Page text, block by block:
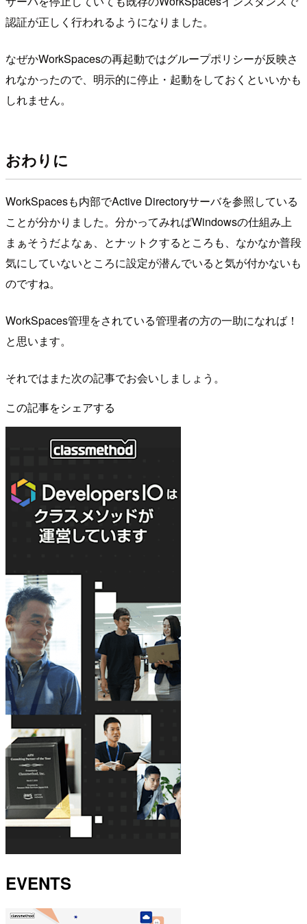
認証が正しく行われるようになりました。
なぜかWorkSpacesの再起動ではグループポリシーが反映さ
れなかったので、明示的に停止・起動をしておくといいかも
しれません。
おわりに
WorkSpacesも内部でActive Directoryサーバを参照している
ことが分かりました。分かってみればWindowsの仕組み上
まぁそうだよなぁ、とナットクするところも、なかなか普段
気にしていないところに設定が潜んでいると気が付かないも
のですね。
WorkSpaces管理をされている管理者の方の一助になれば！
と思います。
それではまた次の記事でお会いしましょう。
この記事をシェアする
EVENTS